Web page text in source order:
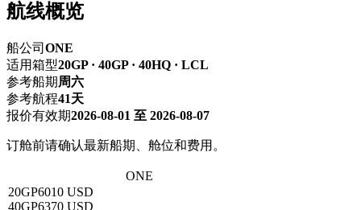
航线概览
船公司 ONE
适用箱型20GP · 40GP · 40HQ · LCL
参考船期 周六
参考航程41天
报价有效期2026-08-01 至 2026-08-07
订舱前请确认最新船期、舱位和费用。
ONE
20GP6010 USD
40GP6370 USD